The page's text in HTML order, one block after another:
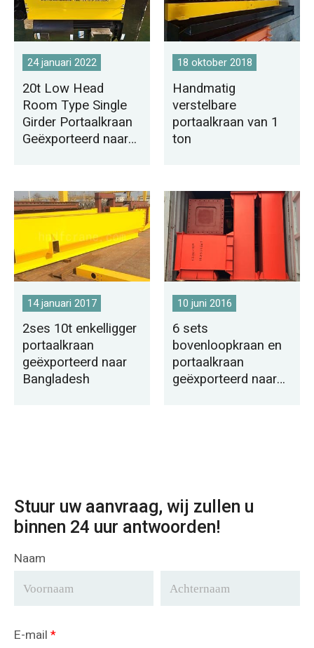
24 januari 2022
20t Low Head
Room Type Single
Girder Portaalkraan
Geëxporteerd naar
18 oktober 2018
Handmatig
verstelbare
portaalkraan van 1
ton
14 januari 2017
2ses 10t enkelligger
portaalkraan
geëxporteerd naar
Bangladesh
10 juni 2016
6 sets
bovenloopkraan en
portaalkraan
geëxporteerd naar
Stuur uw aanvraag, wij zullen u
binnen 24 uur antwoorden!
Naam
E-mail *